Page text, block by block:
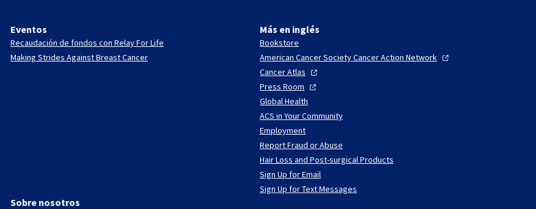
Eventos
Recaudación de fondos con Relay For Life
Making Strides Against Breast Cancer
Más en inglés
Bookstore
American Cancer Society Cancer Action Network
CancerAtlas
Press Room
Global Health
ACS in Your Community
Employment
Report Fraud or Abuse
Hair Loss and Post-surgical Products
Sign Up for Email
Sign Up for Text Messages
Sobre nosotros